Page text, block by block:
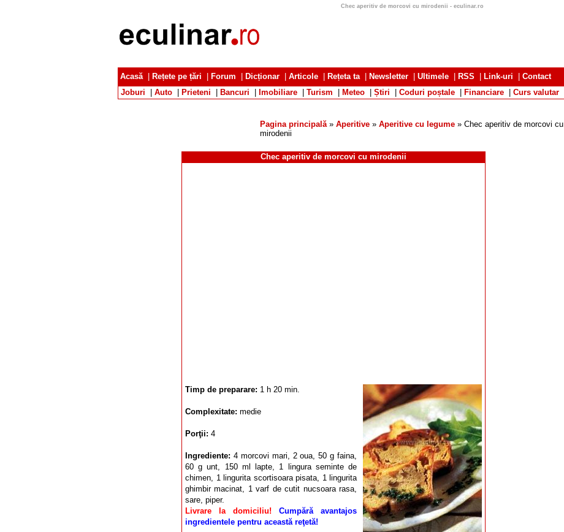
Chec aperitiv de morcovi cu mirodenii - eculinar.ro
Acasă| Rețete pe țări Forum Dicționar Articole Rețeta ta| Newsletter Ultimele RSS Link-uri
Contact
Joburi
Auto Prieteni Bancuri Imobiliare Turism Meteo Știri Coduri poștale Financiare Curs valutar
Pagina principală» Aperitive » Aperitive cu legume » Chec aperitiv de morcovi cu
mirodenii
Chec aperitiv de morcovi cu mirodenii
Timp de preparare: 1 h 20 min.
Complexitate: medie
Porţii: 4
Ingrediente: 4 morcovi mari, 2 oua, 50 g faina,
60 g unt, 150 ml lapte, 1 lingura seminte de
chimen, 1 lingurita scortisoara pisata, 1 lingurita
ghimbir macinat, 1 varf de cutit nucsoara rasa,
sare, piper.
Livrare la domiciliu!
Cumpără avantajos
ingredientele pentru această reţetă!